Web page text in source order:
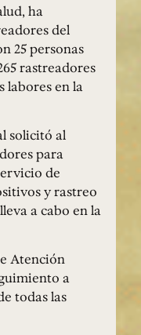
ha
del
25 personas
rastreadores
labores en la
solicitó al
para
de
y rastreo
a cabo en la
Atención
a
todas las